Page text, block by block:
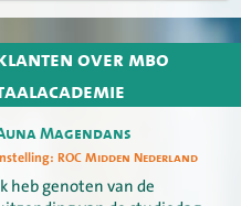
over mbo
Magendans
ROC Midden Nederland
heb genoten van de